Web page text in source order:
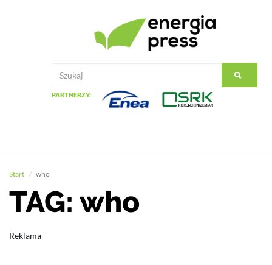
PARTNERZY:
Start who
TAG: who
Reklama